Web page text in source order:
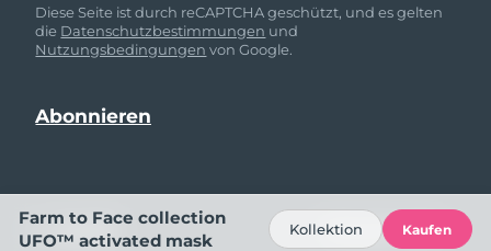
Diese Seite ist durch reCAPTCHA geschützt, und es gelten
die Datenschutzbestimmungen und
Nutzungsbedingungen von Google.
HILFE FOLGE UNS
Farm to Face collection
UFO™ activated mask
Kollektion Kaufen